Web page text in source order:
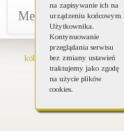
na zapisywanie ich na
urządzeniu końcowym
Użytkownika.
Kontynuowanie
przeglądania serwisu
bez zmiany ustawień
traktujemy jako zgodę
na użycie plików
cookies.
Menu główne
koliber-bizuteria.pl